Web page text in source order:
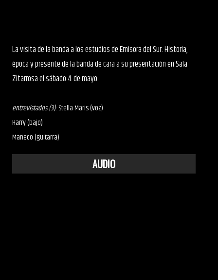
La visita de la banda a los estudios de Emisora del Sur. Historia,
época y presente de la banda de cara a su presentación en Sala
Zitarrosa el sábado 4 de mayo.
entrevistados (3): Stella Maris (voz)
Harry (bajo)
Maneco (guitarra)
AUDIO